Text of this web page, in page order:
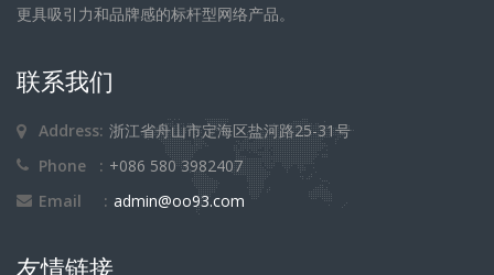
更具吸引力和品牌感的标杆型网络产品。
联系我们
Address: 浙江省舟山市定海区盐河路25-31号
Phone : +086 580 3982407
Email : admin@oo93.com
友情链接